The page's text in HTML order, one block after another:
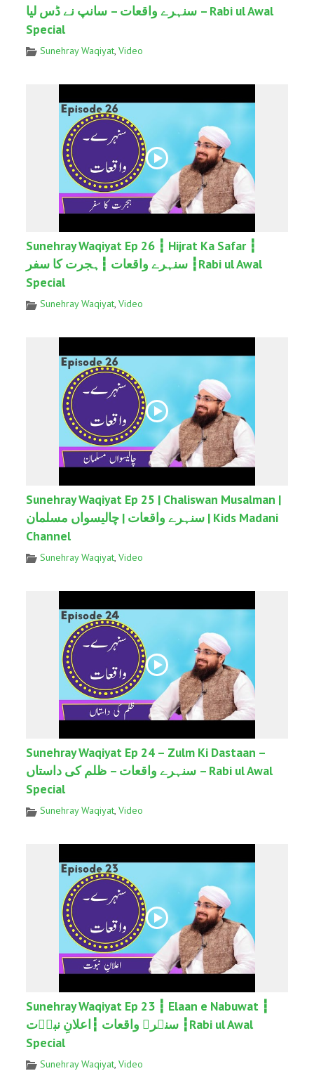
سنہرے واقعات – سانپ نے ڈس لیا – Rabi ul Awal
Special
Sunehray Waqiyat, Video
Sunehray Waqiyat Ep 26 ┇ Hijrat Ka Safar ┇
سنہرے واقعات ┇ہجرت کا سفر ┇Rabi ul Awal
Special
Sunehray Waqiyat, Video
Sunehray Waqiyat Ep 25 | Chaliswan Musalman |
سنہرے واقعات | چالیسواں مسلمان | Kids Madani
Channel
Sunehray Waqiyat, Video
Sunehray Waqiyat Ep 24 – Zulm Ki Dastaan –
سنہرے واقعات – ظلم کی داستاں – Rabi ul Awal
Special
Sunehray Waqiyat, Video
Sunehray Waqiyat Ep 23 ┇ Elaan e Nabuwat ┇
سنہرے واقعات ┇اعلانِ نبوۤت ┇Rabi ul Awal
Special
Sunehray Waqiyat, Video